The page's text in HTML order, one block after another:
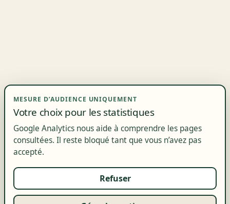
MESURE D’AUDIENCE UNIQUEMENT
Votre choix pour les statistiques
Google Analytics nous aide à comprendre les pages
consultées. Il reste bloqué tant que vous n’avez pas
accepté.
Refuser